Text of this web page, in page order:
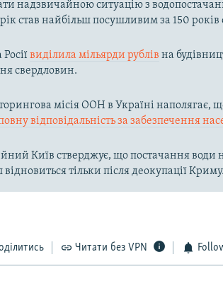
надзвичайною ситуацію з
став найбільш посушливим за 150 років
Росіївиділила мільярди рублів на
свердловин.
місія ООН в Україні наполягає,
відповідальність за забезпечення
Київ стверджує, що постачання води
відновиться тільки після деокупації Криму.
Читати без VPN